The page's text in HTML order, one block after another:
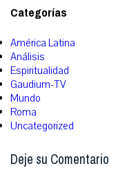
Categorías
América Latina
Análisis
Espiritualidad
Gaudium-TV
Mundo
Roma
Uncategorized
Deje su Comentario